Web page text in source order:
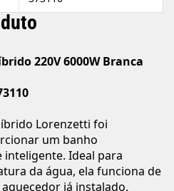
220V 6000W Branca
Lorenzetti foi
um banho
Ideal para
da água, ela funciona de
já instalado,